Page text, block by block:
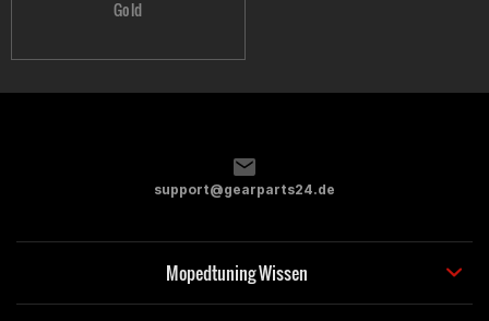
Gold
support@gearparts24.de
Mopedtuning Wissen